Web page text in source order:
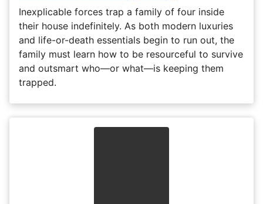
Inexplicable forces trap a family of four inside
their house indefinitely. As both modern luxuries
and life-or-death essentials begin to run out, the
family must learn how to be resourceful to survive
and outsmart who—or what—is keeping them
trapped.